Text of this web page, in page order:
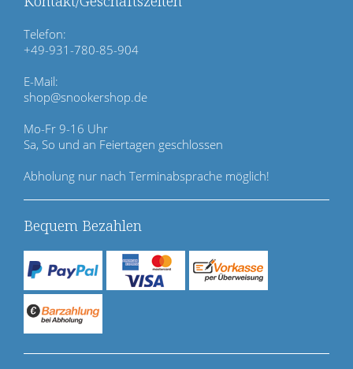
b
e
r
p
r
i
n
g
e
n
Telefon:
+49-931-780-85-904
E-Mail:
shop@snookershop.de
Mo-Fr 9-16 Uhr
Sa, So und an Feiertagen geschlossen
Abholung nur nach Terminabsprache möglich!
Bequem Bezahlen